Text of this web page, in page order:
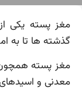
مغز پسته یکی
گذشته ها تا به
مغز پسته همچون
معدنی و